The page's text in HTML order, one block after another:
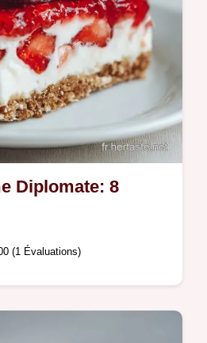
Diplomate: 8
(1 Évaluations)